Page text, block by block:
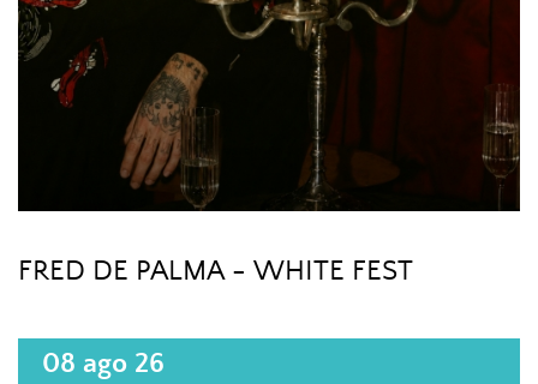
FRED DE PALMA - WHITE FEST
08 ago 26